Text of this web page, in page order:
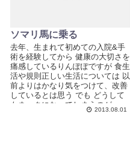
ソマリ馬に乗る
去年、生まれて初めての入院&手
術を経験してから 健康の大切さを
痛感しているりんぽぽですが 食生
活や規則正しい生活については 以
前よりはかなり気をつけて、改善
しているとは思う でも どうして
もネックになってしまうのが ...
2013.08.01